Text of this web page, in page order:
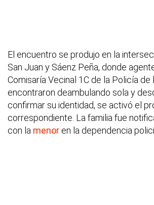
El encuentro se produjo en la
San Juan y Sáenz Peña, donde
Comisaría Vecinal 1C de la Policía de
encontraron deambulando sola y
confirmar su identidad, se activó el
correspondiente. La familia fue
con la menor en la dependencia